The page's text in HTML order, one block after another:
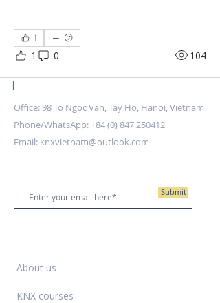
1
1 0 104
|
Office: 98 To Ngoc Van, Tay Ho, Hanoi, Vietnam
Phone/WhatsApp:+84 (0) 847 250412
Email: knxvietnam@outlook.com
Submit
About us
KNX courses